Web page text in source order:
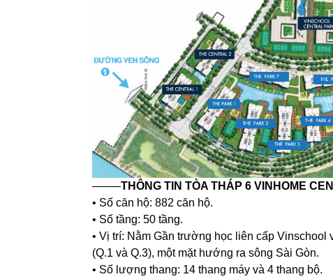
——–THÔNG TIN TÒA THÁP 6 VINHOME
• Số căn hộ: 882 căn hộ.
• Số tầng: 50 tầng.
• Vị trí: Nằm Gần trường học liên cấp
(Q.1 và Q.3), một mặt hướng ra sông Sài Gòn.
• Số lượng thang: 14 thang máy và 4 thang bộ.